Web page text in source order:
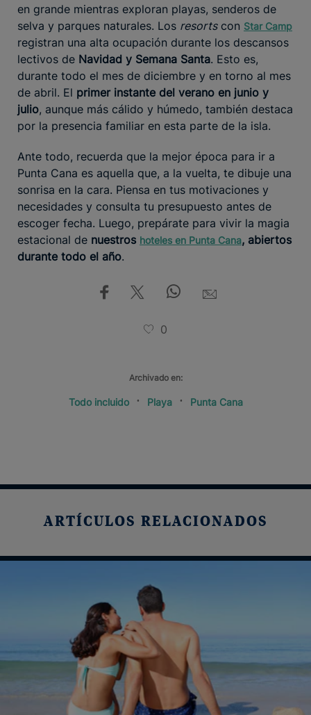
en grande mientras exploran playas, senderos de
selva y parques naturales. Los resortscon Star Camp
registran una alta ocupación durante los descansos
lectivos de Navidad y Semana Santa. Esto es,
durante todo el mes de diciembre y en torno al mes
de abril. El primer instante del verano en junio y
julio, aunque más cálido y húmedo, también destaca
por la presencia familiar en esta parte de la isla.
Ante todo, recuerda que la mejor época para ir a
Punta Cana es aquella que, a la vuelta, te dibuje una
sonrisa en la cara. Piensa en tus motivaciones y
necesidades y consulta tu presupuesto antes de
escoger fecha. Luego, prepárate para vivir la magia
estacional de nuestros hoteles en Punta Cana, abiertos
durante todo el año.
0
Archivado en:
Todo incluido Playa Punta Cana
ARTÍCULOS RELACIONADOS